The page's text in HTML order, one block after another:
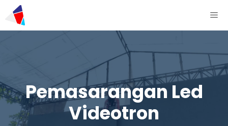
Pemasarangan Led
Videotron